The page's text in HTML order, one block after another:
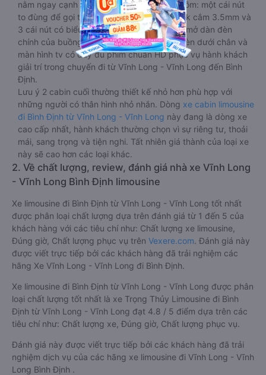
nằm ngay cạnh đầu để tiện tay tuỳ chỉnh gồm: một cái nút
to đùng để gọi tiếp viên, 2 cổng USB , 1 jack cắm 3.5mm và
3 cái nút có biểu tượng nguồn dùng để tắt/mở dàn đèn
chính của buồng nằm chạy dọc trên đầu, đèn dưới chân và
màn hình tv có đầy đủ phim chuẩn HD phục vụ hành khách
giải trí trong chuyến đi từ Vĩnh Long - Vĩnh Long đến Bình
Định.
Lưu ý 2 cabin cuối thường thiết kế nhỏ hơn phù hợp với
những người có thân hình nhỏ nhắn. Dòng xe cabin limousine
đi Bình Định từ Vĩnh Long - Vĩnh Long này đang là dòng xe
cao cấp nhất, hành khách thường chọn vì sự riêng tư, thoải
mái, sang trọng và tiện nghi. Tất nhiên giá thành của loại xe
này sẽ cao hơn các loại khác.
2. Về chất lượng, review, đánh giá nhà xe Vĩnh Long
- Vĩnh Long Bình Định limousine
Xe limousine đi Bình Định từ Vĩnh Long - Vĩnh Long tốt nhất
được phân loại chất lượng dựa trên đánh giá từ 1 đến 5 của
khách hàng với các tiêu chí như: Chất lượng xe limousine,
Đúng giờ, Chất lượng phục vụ trên Vexere.com. Đánh giá này
được viết trực tiếp bởi các khách hàng đã trải nghiệm các
hãng Xe Vĩnh Long - Vĩnh Long đi Bình Định.
Xe limousine đi Bình Định từ Vĩnh Long - Vĩnh Long được phân
loại chất lượng tốt nhất là xe Trọng Thủy Limousine đi Bình
Định từ Vĩnh Long - Vĩnh Long đạt 4.8 / 5 điểm dựa trên các
tiêu chí như: Chất lượng xe, Đúng giờ, Chất lượng phục vụ.
Đánh giá này được viết trực tiếp bởi các khách hàng đã trải
nghiệm dịch vụ của các hãng xe limousine đi Vĩnh Long - Vĩnh
Long Bình Định .